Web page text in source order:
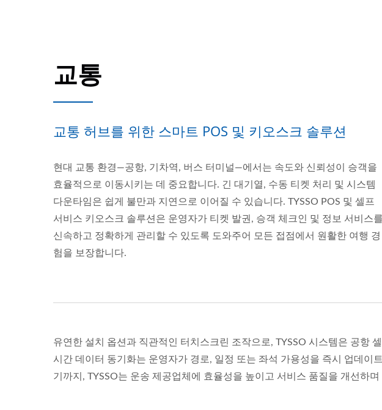
교통
교통 허브를 위한 스마트 POS 및 키오스크 솔루션
현대 교통 환경—공항, 기차역, 버스 터미널—에서는 속도와 신뢰성이 승객을
효율적으로 이동시키는 데 중요합니다. 긴 대기열, 수동 티켓 처리 및 시스템
다운타임은 쉽게 불만과 지연으로 이어질 수 있습니다. TYSSO POS 및 셀프
서비스 키오스크 솔루션은 운영자가 티켓 발권, 승객 체크인 및 정보 서비스를
신속하고 정확하게 관리할 수 있도록 도와주어 모든 접점에서 원활한 여행 경
험을 보장합니다.
유연한 설치 옵션과 직관적인 터치스크린 조작으로, TYSSO 시스템은 공항
시간 데이터 동기화는 운영자가 경로, 일정 또는 좌석 가용성을 즉시 업데
기까지, TYSSO는 운송 제공업체에 효율성을 높이고 서비스 품질을 개선하